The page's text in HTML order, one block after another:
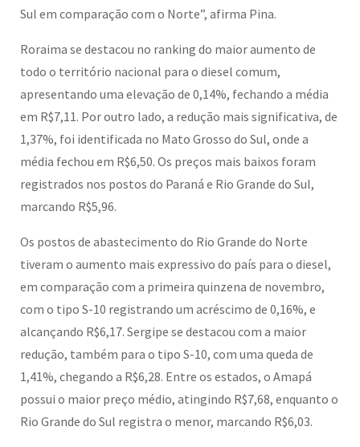
Sul em comparação com o Norte”, afirma Pina.
Roraima se destacou no ranking do maior aumento de
todo o território nacional para o diesel comum,
apresentando uma elevação de 0,14%, fechando a média
em R$7,11. Por outro lado, a redução mais significativa, de
1,37%, foi identificada no Mato Grosso do Sul, onde a
média fechou em R$6,50. Os preços mais baixos foram
registrados nos postos do Paraná e Rio Grande do Sul,
marcando R$5,96.
Os postos de abastecimento do Rio Grande do Norte
tiveram o aumento mais expressivo do país para o diesel,
em comparação com a primeira quinzena de novembro,
com o tipo S-10 registrando um acréscimo de 0,16%, e
alcançando R$6,17. Sergipe se destacou com a maior
redução, também para o tipo S-10, com uma queda de
1,41%, chegando a R$6,28. Entre os estados, o Amapá
possui o maior preço médio, atingindo R$7,68, enquanto o
Rio Grande do Sul registra o menor, marcando R$6,03.